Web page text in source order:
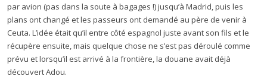
par avion (pas dans la soute à bagages !) jusqu’à Madrid, puis les
plans ont changé et les passeurs ont demandé au père de venir à
Ceuta. L’idée était qu’il entre côté espagnol juste avant son fils et le
récupère ensuite, mais quelque chose ne s’est pas déroulé comme
prévu et lorsqu’il est arrivé à la frontière, la douane avait déjà
découvert Adou.